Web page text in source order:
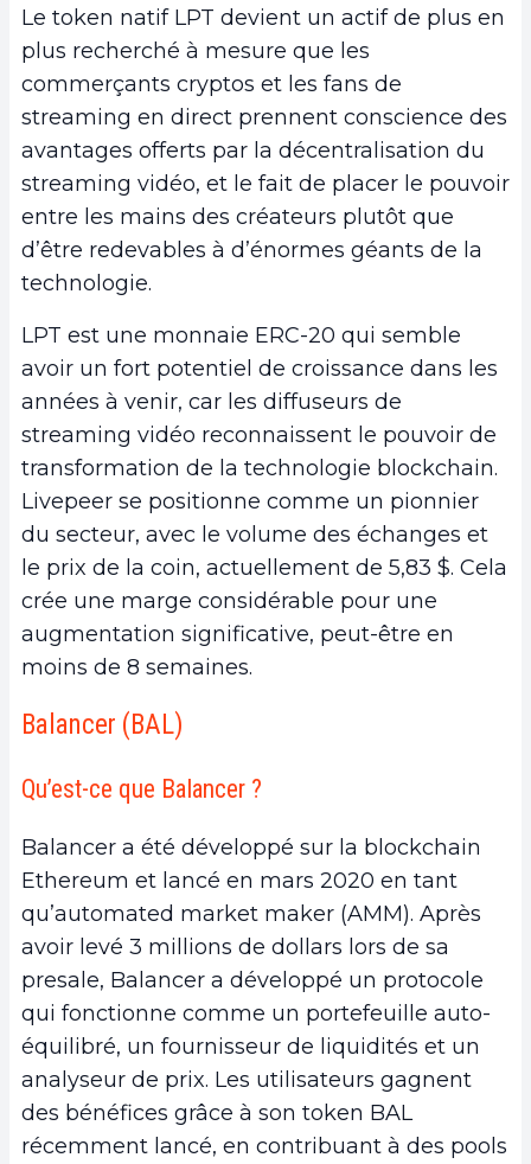
Le token natif LPT devient un actif de plus en
plus recherché à mesure que les
commerçants cryptos et les fans de
streaming en direct prennent conscience des
avantages offerts par la décentralisation du
streaming vidéo, et le fait de placer le pouvoir
entre les mains des créateurs plutôt que
d’être redevables à d’énormes géants de la
technologie.
LPT est une monnaie ERC-20 qui semble
avoir un fort potentiel de croissance dans les
années à venir, car les diffuseurs de
streaming vidéo reconnaissent le pouvoir de
transformation de la technologie blockchain.
Livepeer se positionne comme un pionnier
du secteur, avec le volume des échanges et
le prix de la coin, actuellement de 5,83 $. Cela
crée une marge considérable pour une
augmentation significative, peut-être en
moins de 8 semaines.
Balancer (BAL)
Qu’est-ce que Balancer ?
Balancer a été développé sur la blockchain
Ethereum et lancé en mars 2020 en tant
qu’automated market maker (AMM). Après
avoir levé 3 millions de dollars lors de sa
presale, Balancer a développé un protocole
qui fonctionne comme un portefeuille auto-
équilibré, un fournisseur de liquidités et un
analyseur de prix. Les utilisateurs gagnent
des bénéfices grâce à son token BAL
récemment lancé, en contribuant à des pools